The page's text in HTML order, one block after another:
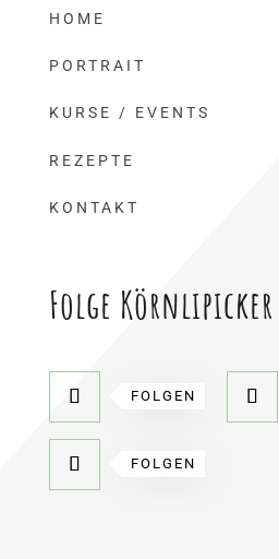
HOME
PORTRAIT
KURSE / EVENTS
REZEPTE
KONTAKT
Folge Körnlipicker
FOLGEN
FOLGEN